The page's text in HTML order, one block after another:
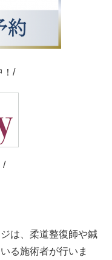
！/
/
は、柔道整復師や鍼
る施術者が行いま